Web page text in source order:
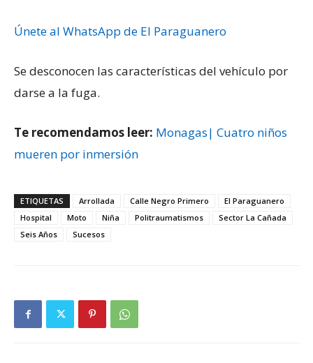
Únete al WhatsApp de El Paraguanero
Se desconocen las características del vehículo por
darse a la fuga.
Te recomendamos leer: Monagas| Cuatro niños
mueren por inmersión
ETIQUETAS Arrollada Calle Negro Primero
El Paraguanero
Hospital
Moto Niña Politraumatismos
Sector La Cañada
Seis Años
Sucesos